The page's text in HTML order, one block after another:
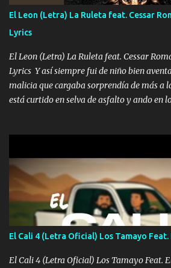
yo tengo el control a todos yo les paro el
malcriado un malandrón Que Les importa
las risas las que me miran hay gente
El Leon (Letra) La Ruleta feat. Cessar
Lyrics
El Leon (Letra) La Ruleta feat. Cessar
Lyrics Y así siempre fui de niño bien
malicia que cargaba sorprendía de más a
está curtido en selva de asfalto y ando en
pa más pues hay charola les voy a dar
otra Música Surcando bien mi camino voy
los lados aquel que no corre vuela no se
Ya pasé varias hazañas ya tienen rato que
de este León los estatales no sé esperaron
también la nueve que cargo al lado doy la
al traicionero damos pa abajo Y No me
pues hay charola les voy a dar hasta topar
El Cali 4 (Letra Oficial) Los Tamayo Feat.
El Cali 4 (Letra Oficial) Los Tamayo Feat.